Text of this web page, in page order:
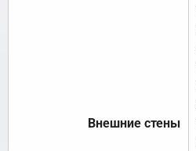
Внешние стены